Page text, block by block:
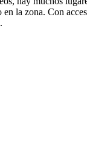
la zona. Con